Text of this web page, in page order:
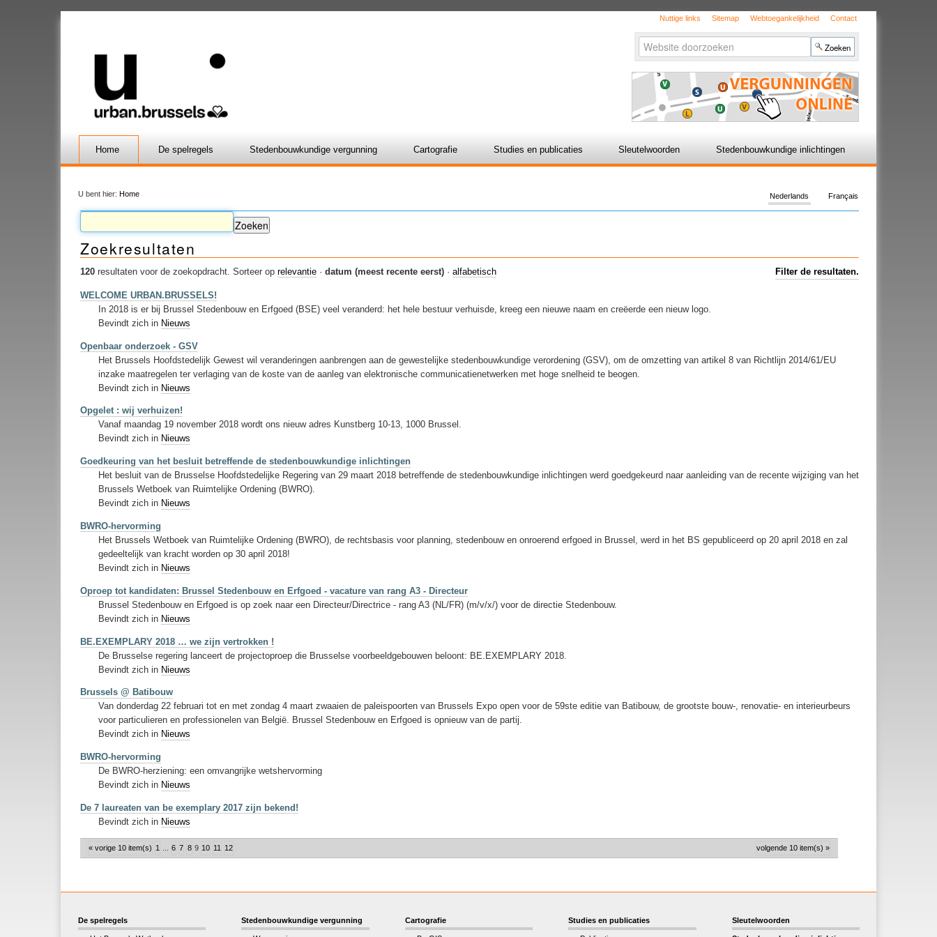
Nuttige links Sitemap Webtoegankelijkheid Contact
Zoek
zoeken...
Home De spelregels Stedenbouwkundige vergunning Cartografie Studies en publicaties Sleutelwoorden Stedenbouwkundige inlichtingen
U bent hier: Home Français
Nederlands
Zoekresultaten
120 resultaten voor de zoekopdracht. Filter de resultaten.
Sorteer op relevantie · datum (meest recente eerst) · alfabetisch
WELCOME URBAN.BRUSSELS!
In 2018 is er bij Brussel Stedenbouw en Erfgoed (BSE) veel veranderd: het hele bestuur verhuisde, kreeg een nieuwe naam en creëerde een nieuw logo.
Bevindt zich in Nieuws
Openbaar onderzoek - GSV
Het Brussels Hoofdstedelijk Gewest wil veranderingen aanbrengen aan de gewestelijke stedenbouwkundige verordening (GSV), om de omzetting van artikel 8 van Richtlijn 2014/61/EU
inzake maatregelen ter verlaging van de koste van de aanleg van elektronische communicatienetwerken met hoge snelheid te beogen.
Bevindt zich in Nieuws
Opgelet : wij verhuizen!
Vanaf maandag 19 november 2018 wordt ons nieuw adres Kunstberg 10-13, 1000 Brussel.
Bevindt zich in Nieuws
Goedkeuring van het besluit betreffende de stedenbouwkundige inlichtingen
Het besluit van de Brusselse Hoofdstedelijke Regering van 29 maart 2018 betreffende de stedenbouwkundige inlichtingen werd goedgekeurd naar aanleiding van de recente wijziging van het
Brussels Wetboek van Ruimtelijke Ordening (BWRO).
Bevindt zich in Nieuws
BWRO-hervorming
Het Brussels Wetboek van Ruimtelijke Ordening (BWRO), de rechtsbasis voor planning, stedenbouw en onroerend erfgoed in Brussel, werd in het BS gepubliceerd op 20 april 2018 en zal
gedeeltelijk van kracht worden op 30 april 2018!
Bevindt zich in Nieuws
Oproep tot kandidaten: Brussel Stedenbouw en Erfgoed - vacature van rang A3 - Directeur
Brussel Stedenbouw en Erfgoed is op zoek naar een Directeur/Directrice - rang A3 (NL/FR) (m/v/x/) voor de directie Stedenbouw.
Bevindt zich in Nieuws
BE.EXEMPLARY 2018 … we zijn vertrokken !
De Brusselse regering lanceert de projectoproep die Brusselse voorbeeldgebouwen beloont: BE.EXEMPLARY 2018.
Bevindt zich in Nieuws
Brussels @ Batibouw
Van donderdag 22 februari tot en met zondag 4 maart zwaaien de paleispoorten van Brussels Expo open voor de 59ste editie van Batibouw, de grootste bouw-, renovatie- en interieurbeurs
voor particulieren en professionelen van België. Brussel Stedenbouw en Erfgoed is opnieuw van de partij.
Bevindt zich in Nieuws
BWRO-hervorming
De BWRO-herziening: een omvangrijke wetshervorming
Bevindt zich in Nieuws
De 7 laureaten van be exemplary 2017 zijn bekend!
Bevindt zich in Nieuws
« vorige 10 item(s) volgende 10 item(s) »
1 6 7 8 9 10 11 12
De spelregels Stedenbouwkundige vergunning Cartografie Studies en publicaties Sleutelwoorden